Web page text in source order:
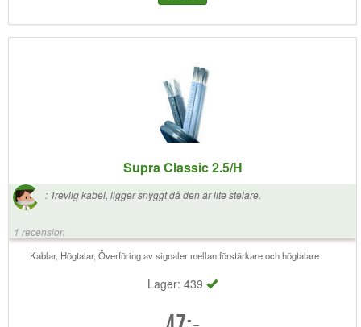
Supra Classic 2.5/H
: Trevlig kabel, ligger snyggt då den är lite stelare.
1 recension
Kablar, Högtalar, Överföring av signaler mellan förstärkare och högtalare
Lager: 439